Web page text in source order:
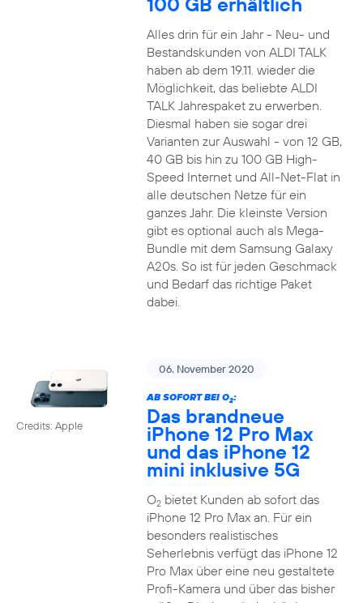
Alles drin für ein Jahr - Neu- und
Bestandskunden von ALDI TALK
haben ab dem 19.11. wieder die
Möglichkeit, das beliebte ALDI
TALK Jahrespaket zu erwerben.
Diesmal haben sie sogar drei
Varianten zur Auswahl - von 12 GB,
40 GB bis hin zu 100 GB High-
Speed Internet und All-Net-Flat in
alle deutschen Netze für ein
ganzes Jahr. Die kleinste Version
gibt es optional auch als Mega-
Bundle mit dem Samsung Galaxy
A20s. So ist für jeden Geschmack
und Bedarf das richtige Paket
dabei.
Credits: Apple
06. November 2020
AB SOFORT BEI O2:
Das brandneue
iPhone 12 Pro Max
und das iPhone 12
mini inklusive 5G
O2bietet Kunden ab sofort das
iPhone 12 Pro Max an. Für ein
besonders realistisches
Seherlebnis verfügt das iPhone 12
Pro Max über eine neu gestaltete
Profi-Kamera und über das bisher